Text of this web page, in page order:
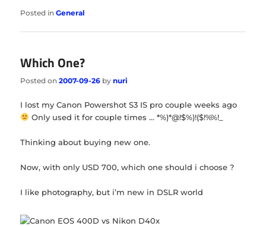
Posted in General
Which One?
Posted on2007-09-26 bynuri
I lost my Canon Powershot S3 IS pro couple weeks ago
Only used it for couple times … *%)*@!$%)!($!%%!_
Thinking about buying new one.
Now, with only USD 700, which one should i choose ?
I like photography, but i’m new in DSLR world